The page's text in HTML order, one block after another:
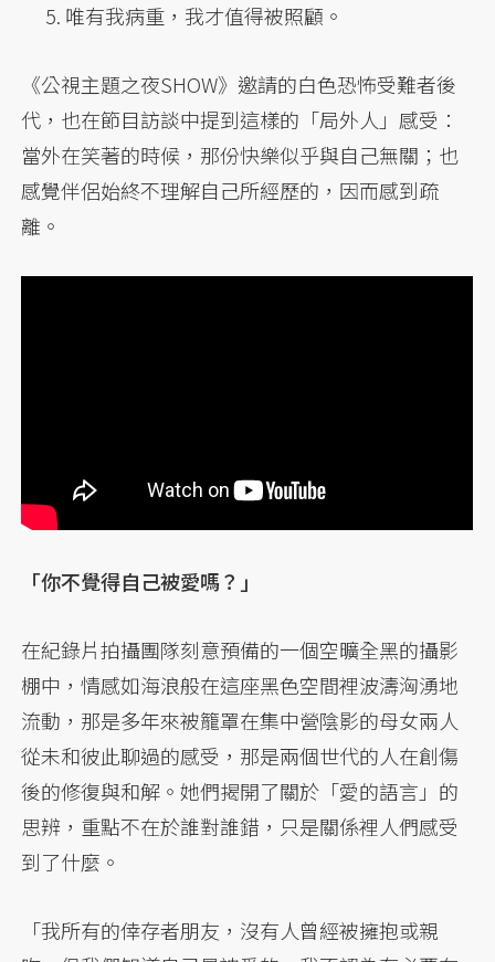
唯有我病重，我才值得被照顧。
《公視主題之夜SHOW》邀請的白色恐怖受難者後
代，也在節目訪談中提到這樣的「局外人」感受：
當外在笑著的時候，那份快樂似乎與自己無關；也
感覺伴侶始終不理解自己所經歷的，因而感到疏
離。
「你不覺得自己被愛嗎？」
在紀錄片拍攝團隊刻意預備的一個空曠全黑的攝影
棚中，情感如海浪般在這座黑色空間裡波濤洶湧地
流動，那是多年來被籠罩在集中營陰影的母女兩人
從未和彼此聊過的感受，那是兩個世代的人在創傷
後的修復與和解。她們揭開了關於「愛的語言」的
思辨，重點不在於誰對誰錯，只是關係裡人們感受
到了什麼。
​​「我所有的倖存者朋友，沒有人曾經被擁抱或親